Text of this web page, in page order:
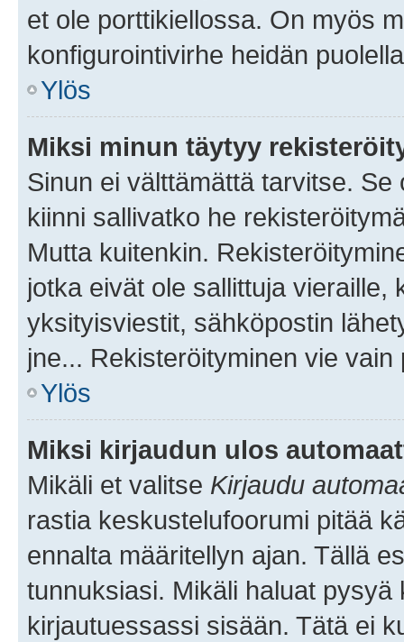
et ole porttikiellossa. On myös
konfigurointivirhe heidän
Ylös
Miksi minun täytyy
Sinun ei välttämättä tarvitse.
kiinni sallivatko he
Mutta kuitenkin.
jotka eivät ole sallittuja vieraille,
yksityisviestit, sähköpostin
jne... Rekisteröityminen vie
Ylös
Miksi kirjaudun ulos
Mikäli et valitse Kirjaudu
rastia keskustelufoorumi pitää
ennalta määritellyn ajan. Tällä
tunnuksiasi. Mikäli haluat
kirjautuessassi sisään. Tätä ei